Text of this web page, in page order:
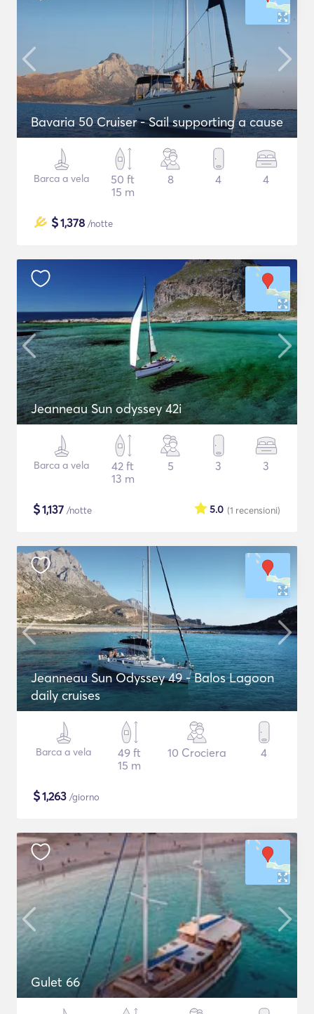
Bavaria 50 Cruiser - Sail supporting a cause
Barca a vela
50 ft
15 m
8 4 4
$1,378 /notte
Jeanneau Sun odyssey 42i
Barca a vela
42 ft
13 m
5 3 3
$1,137 /notte (1 recensioni)
5.0
Jeanneau Sun Odyssey 49 - Balos Lagoon
daily cruises
Barca a vela
49 ft
15 m
10 Crociera 4
$1,263 /giorno
Gulet 66